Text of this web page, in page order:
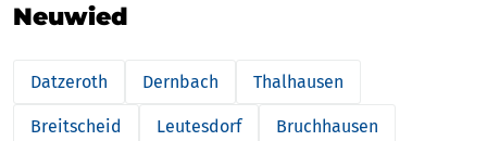
Neuwied
Datzeroth Dernbach Thalhausen
Breitscheid Leutesdorf Bruchhausen